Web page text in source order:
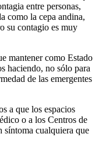
entre personas,
como la cepa andina,
su contagio es muy
mantener como Estado
haciendo, no sólo para
de las emergentes
a que los espacios
o a los Centros de
síntoma cualquiera que